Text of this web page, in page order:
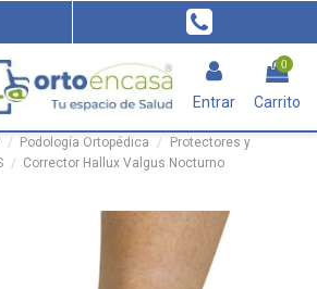
Entrar
0
Carrito
Podología Ortopédica
Protectores y
Corrector Hallux Valgus Nocturno